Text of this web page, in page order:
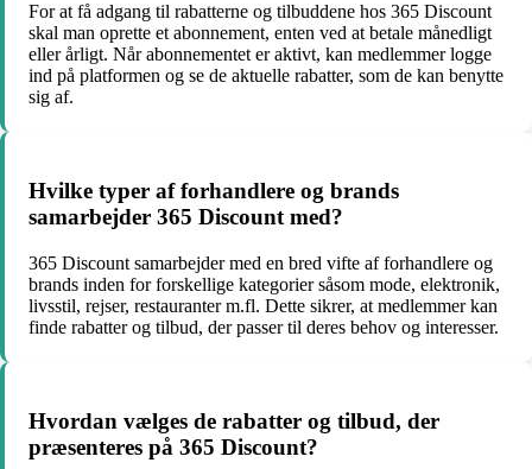
For at få adgang til rabatterne og tilbuddene hos 365 Discount
skal man oprette et abonnement, enten ved at betale månedligt
eller årligt. Når abonnementet er aktivt, kan medlemmer logge
ind på platformen og se de aktuelle rabatter, som de kan benytte
sig af.
Hvilke typer af forhandlere og brands
samarbejder 365 Discount med?
365 Discount samarbejder med en bred vifte af forhandlere og
brands inden for forskellige kategorier såsom mode, elektronik,
livsstil, rejser, restauranter m.fl. Dette sikrer, at medlemmer kan
finde rabatter og tilbud, der passer til deres behov og interesser.
Hvordan vælges de rabatter og tilbud, der
præsenteres på 365 Discount?